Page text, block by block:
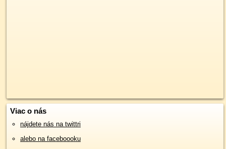
Viac o nás
nájdete nás na twittri
alebo na faceboooku